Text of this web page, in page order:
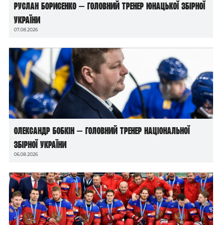
Руслан Борисенко — головний тренер юнацької збірної
України
07.08.2026
Олександр Бобкін — головний тренер національної
збірної України
06.08.2026